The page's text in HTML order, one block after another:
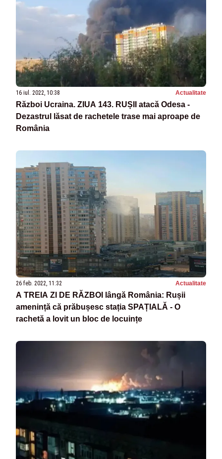
16 iul. 2022, 10:38 Actualitate
Război Ucraina. ZIUA 143. RUȘII atacă Odesa -
Dezastrul lăsat de rachetele trase mai aproape de
România
26 feb. 2022, 11:32 Actualitate
A TREIA ZI DE RĂZBOI lângă România: Rușii
amenință că prăbușesc stația SPAȚIALĂ - O
rachetă a lovit un bloc de locuințe